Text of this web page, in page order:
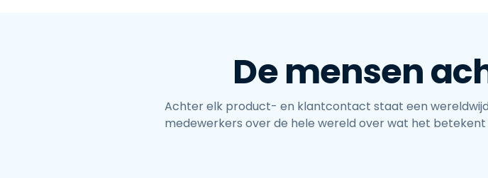
De mensen
Achter elk product- en klantcontact staat een
medewerkers over de hele wereld over wat het